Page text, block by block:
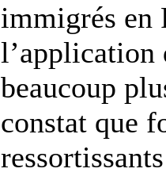
immigrés en
l’application
beaucoup
constat que